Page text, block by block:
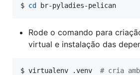
$ cd br-pyladies-pelican
Rode o comando para
virtual e instalação das
$ # cria